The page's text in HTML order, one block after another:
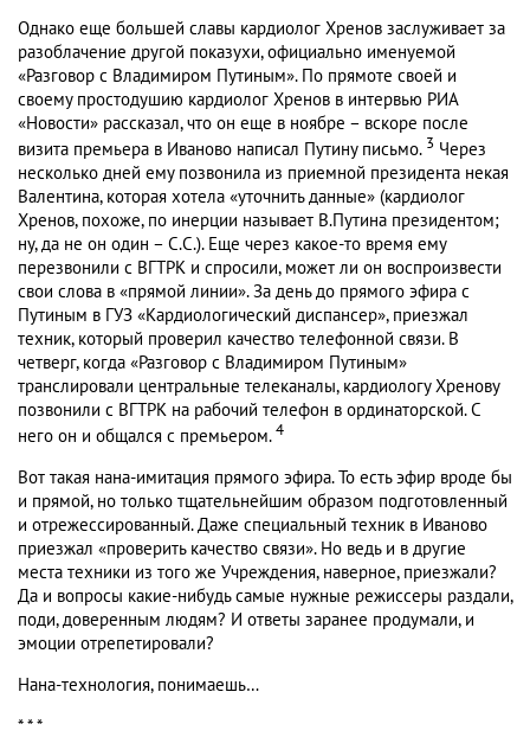
Однако еще большей славы кардиолог Хренов заслуживает за
разоблачение другой показухи, официально именуемой
«Разговор с Владимиром Путиным». По прямоте своей и
своему простодушию кардиолог Хренов в интервью РИА
«Новости» рассказал, что он еще в ноябре – вскоре после
визита премьера в Иваново написал Путину письмо. 3 Через
несколько дней ему позвонила из приемной президента некая
Валентина, которая хотела «уточнить данные» (кардиолог
Хренов, похоже, по инерции называет В.Путина президентом;
ну, да не он один – С.С.). Еще через какое-то время ему
перезвонили с ВГТРК и спросили, может ли он воспроизвести
свои слова в «прямой линии». За день до прямого эфира с
Путиным в ГУЗ «Кардиологический диспансер», приезжал
техник, который проверил качество телефонной связи. В
четверг, когда «Разговор с Владимиром Путиным»
транслировали центральные телеканалы, кардиологу Хренову
позвонили с ВГТРК на рабочий телефон в ординаторской. С
него он и общался с премьером. 4
Вот такая нана-имитация прямого эфира. То есть эфир вроде бы
и прямой, но только тщательнейшим образом подготовленный
и отрежессированный. Даже специальный техник в Иваново
приезжал «проверить качество связи». Но ведь и в другие
места техники из того же Учреждения, наверное, приезжали?
Да и вопросы какие-нибудь самые нужные режиссеры раздали,
поди, доверенным людям? И ответы заранее продумали, и
эмоции отрепетировали?
Нана-технология, понимаешь…
* * *